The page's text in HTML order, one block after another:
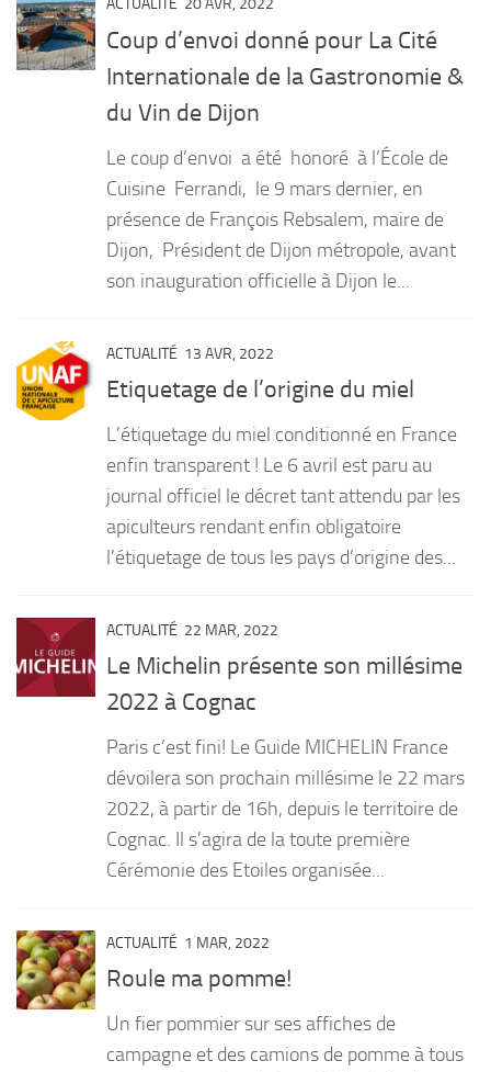
ACTUALITÉ 20 AVR, 2022
Coup d’envoi donné pour La Cité
Internationale de la Gastronomie &
du Vin de Dijon
Le coup d’envoi a été honoré à l’École de
Cuisine Ferrandi, le 9 mars dernier, en
présence de François Rebsalem, maire de
Dijon, Président de Dijon métropole, avant
son inauguration officielle à Dijon le...
ACTUALITÉ 13 AVR, 2022
Etiquetage de l’origine du miel
L’étiquetage du miel conditionné en France
enfin transparent ! Le 6 avril est paru au
journal officiel le décret tant attendu par les
apiculteurs rendant enfin obligatoire
l’étiquetage de tous les pays d’origine des...
ACTUALITÉ 22 MAR, 2022
Le Michelin présente son millésime
2022 à Cognac
Paris c’est fini! Le Guide MICHELIN France
dévoilera son prochain millésime le 22 mars
2022, à partir de 16h, depuis le territoire de
Cognac. Il s’agira de la toute première
Cérémonie des Etoiles organisée...
ACTUALITÉ 1 MAR, 2022
Roule ma pomme!
Un fier pommier sur ses affiches de
campagne et des camions de pomme à tous